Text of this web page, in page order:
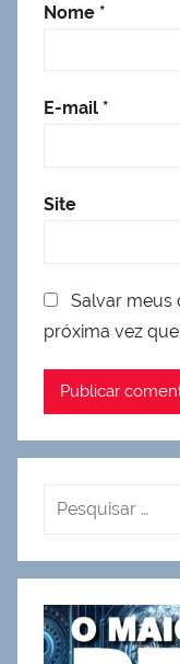
Nome *
E-mail *
Site
Salvar meus
próxima vez